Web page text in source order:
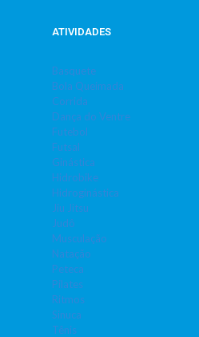
ATIVIDADES
Basquete
Bola Queimada
Corrida
Dança do Ventre
Futebol
Futsal
Ginástica
Hidrobike
Hidroginástica
Jiu Jitsu
Judô
Musculação
Natação
Peteca
Pilates
Ritmos
Sinuca
Tênis